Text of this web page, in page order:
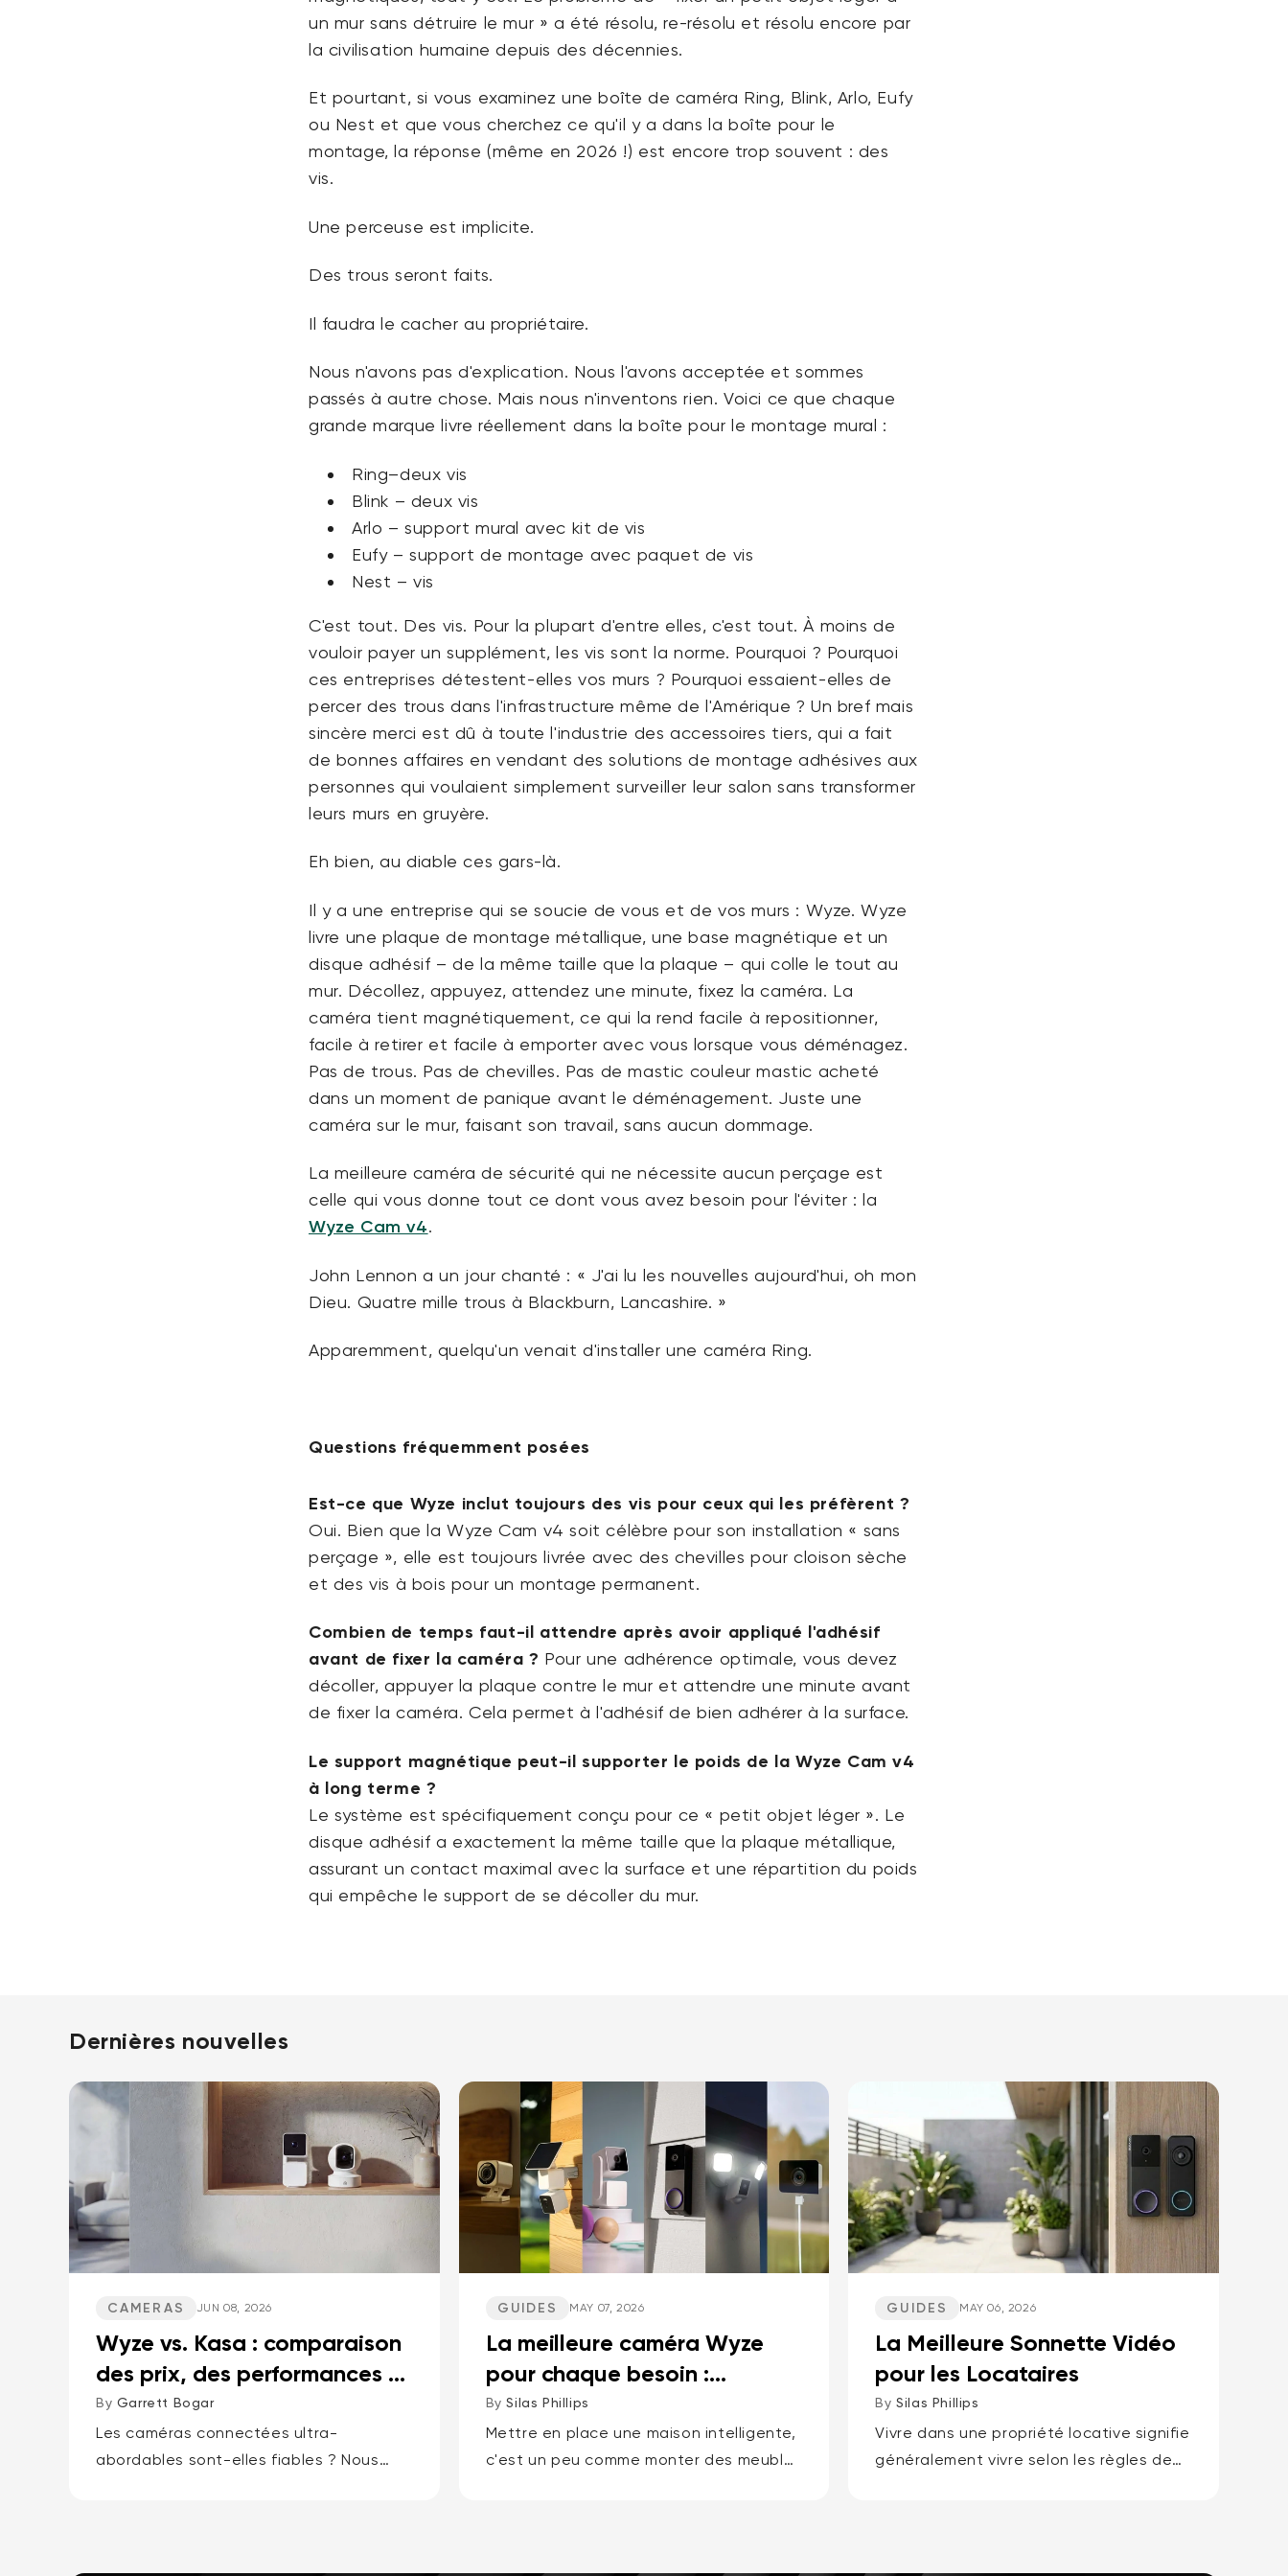
un mur sans détruire le mur » a été résolu, re-résolu et résolu encore par
la civilisation humaine depuis des décennies.
Et pourtant, si vous examinez une boîte de caméra Ring, Blink, Arlo, Eufy
ou Nest et que vous cherchez ce qu'il y a dans la boîte pour le
montage, la réponse (même en 2026 !) est encore trop souvent : des
vis.
Une perceuse est implicite.
Des trous seront faits.
Il faudra le cacher au propriétaire.
Nous n'avons pas d'explication. Nous l'avons acceptée et sommes
passés à autre chose. Mais nous n'inventons rien. Voici ce que chaque
grande marque livre réellement dans la boîte pour le montage mural :
Ring–deux vis
Blink – deux vis
Arlo – support mural avec kit de vis
Eufy – support de montage avec paquet de vis
Nest – vis
C'est tout. Des vis. Pour la plupart d'entre elles, c'est tout. À moins de
vouloir payer un supplément, les vis sont la norme. Pourquoi ? Pourquoi
ces entreprises détestent-elles vos murs ? Pourquoi essaient-elles de
percer des trous dans l'infrastructure même de l'Amérique ? Un bref mais
sincère merci est dû à toute l'industrie des accessoires tiers, qui a fait
de bonnes affaires en vendant des solutions de montage adhésives aux
personnes qui voulaient simplement surveiller leur salon sans transformer
leurs murs en gruyère.
Eh bien, au diable ces gars-là.
Il y a une entreprise qui se soucie de vous et de vos murs : Wyze. Wyze
livre une plaque de montage métallique, une base magnétique et un
disque adhésif – de la même taille que la plaque – qui colle le tout au
mur. Décollez, appuyez, attendez une minute, fixez la caméra. La
caméra tient magnétiquement, ce qui la rend facile à repositionner,
facile à retirer et facile à emporter avec vous lorsque vous déménagez.
Pas de trous. Pas de chevilles. Pas de mastic couleur mastic acheté
dans un moment de panique avant le déménagement. Juste une
caméra sur le mur, faisant son travail, sans aucun dommage.
La meilleure caméra de sécurité qui ne nécessite aucun perçage est
celle qui vous donne tout ce dont vous avez besoin pour l'éviter : la
Wyze Cam v4.
John Lennon a un jour chanté : « J'ai lu les nouvelles aujourd'hui, oh mon
Dieu. Quatre mille trous à Blackburn, Lancashire. »
Apparemment, quelqu'un venait d'installer une caméra Ring.
Questions fréquemment posées
Est-ce que Wyze inclut toujours des vis pour ceux qui les préfèrent ?
Oui. Bien que la Wyze Cam v4 soit célèbre pour son installation « sans
perçage », elle est toujours livrée avec des chevilles pour cloison sèche
et des vis à bois pour un montage permanent.
Combien de temps faut-il attendre après avoir appliqué l'adhésif
avant de fixer la caméra ? Pour une adhérence optimale, vous devez
décoller, appuyer la plaque contre le mur et attendre une minute avant
de fixer la caméra. Cela permet à l'adhésif de bien adhérer à la surface.
Le support magnétique peut-il supporter le poids de la Wyze Cam v4
à long terme ?
Le système est spécifiquement conçu pour ce « petit objet léger ». Le
disque adhésif a exactement la même taille que la plaque métallique,
assurant un contact maximal avec la surface et une répartition du poids
qui empêche le support de se décoller du mur.
Dernières nouvelles
CAMERAS JUN 08, 2026
Wyze vs. Kasa : comparaison
des prix, des performances et
des fonctionnalités
By Garrett Bogar
Les caméras connectées ultra-
abordables sont-elles fiables ? Nous
GUIDES MAY 07, 2026
La meilleure caméra Wyze
pour chaque besoin :
Intérieur, Extérieur, Animaux
d...
BySilas Phillips
Mettre en place une maison intelligente,
c'est un peu comme monter des meubles
GUIDES MAY 06, 2026
La Meilleure Sonnette Vidéo
pour les Locataires
BySilas Phillips
Vivre dans une propriété locative signifie
généralement vivre selon les règles de